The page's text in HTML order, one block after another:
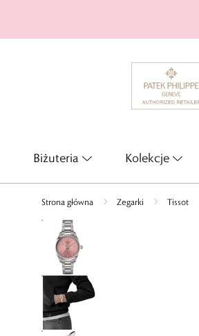
Biżuteria Kolekcje
Strona główna Zegarki Tissot